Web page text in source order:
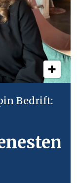
Bedrift: